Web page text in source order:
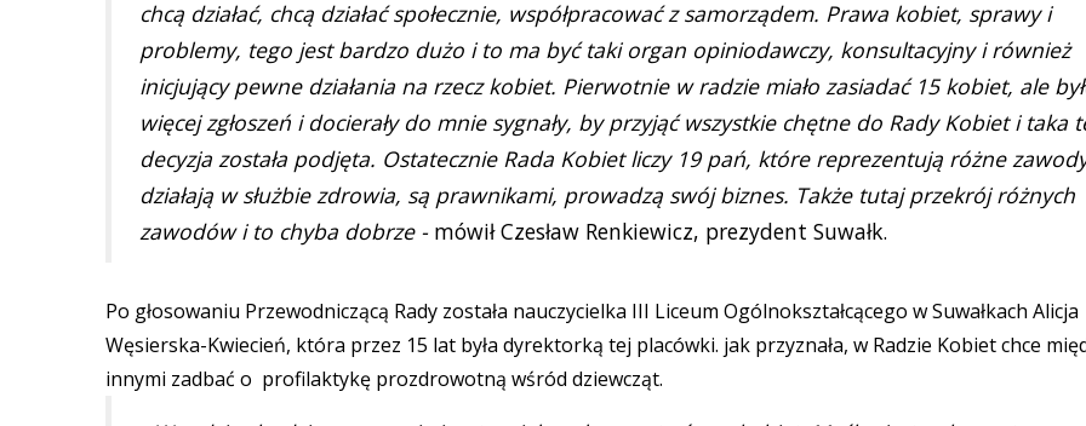
chcą działać, chcą działać społecznie, współpracować z samorządem. Prawa kobiet, sprawy i
problemy, tego jest bardzo dużo i to ma być taki organ opiniodawczy, konsultacyjny i również
inicjujący pewne działania na rzecz kobiet. Pierwotnie w radzie miało zasiadać 15 kobiet, ale
więcej zgłoszeń i docierały do mnie sygnały, by przyjąć wszystkie chętne do Rady Kobiet i taka
decyzja została podjęta. Ostatecznie Rada Kobiet liczy 19 pań, które reprezentują różne
działają w służbie zdrowia, są prawnikami, prowadzą swój biznes. Także tutaj przekrój różnych
zawodów i to chyba dobrze - mówił Czesław Renkiewicz, prezydent Suwałk.
Po głosowaniu Przewodniczącą Rady została nauczycielka III Liceum Ogólnokształcącego w Suwałkach Alicja
Węsierska-Kwiecień, która przez 15 lat była dyrektorką tej placówki. jak przyznała, w Radzie Kobiet chce
innymi zadbać o profilaktykę prozdrowotną wśród dziewcząt.